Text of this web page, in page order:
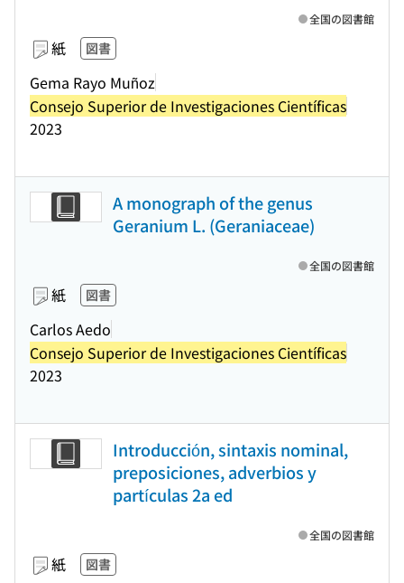
紙 図書
Gema Rayo Muñoz
Consejo Superior de Investigaciones Científicas
2023
全国の図書館
A monograph of the genus
Geranium L. (Geraniaceae)
紙 図書
Carlos Aedo
Consejo Superior de Investigaciones Científicas
2023
全国の図書館
Introducción, sintaxis nominal,
preposiciones, adverbios y
partículas 2a ed
紙 図書
全国の図書館